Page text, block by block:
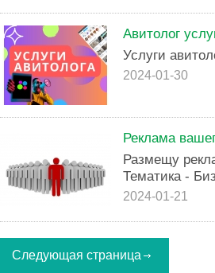
Авитолог
Услуги
2024-01-30
Реклама
Размещу
Тематика -
2024-01-21
Следующая страница